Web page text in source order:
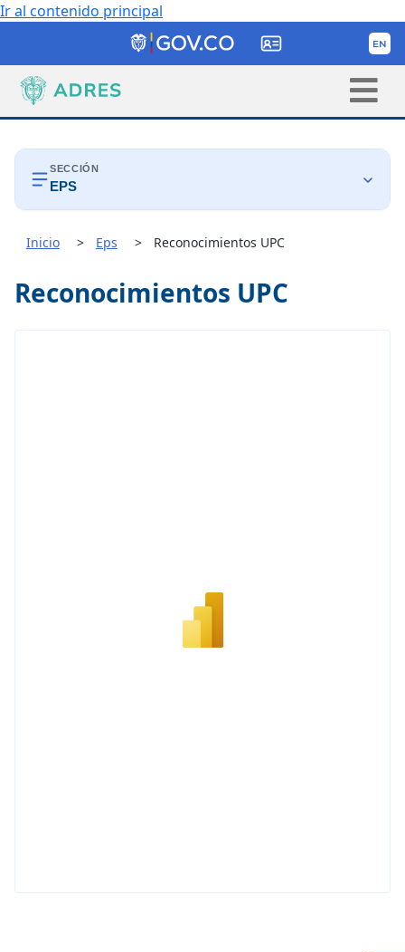
Ir al contenido principal
SECCIÓN
EPS
 Procesos
 Reconocimiento COVID-19
Inicio Eps Reconocimientos UPC
Reconocimientos UPC